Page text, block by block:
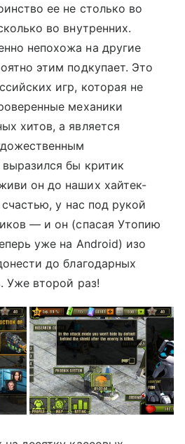
ее не столько во
во внутренних.
непохожа на другие
этим подкупает. Это
игр, которая не
механики
хитов, а является
бы критик
он до наших хайтек-
у нас под рукой
— и он (спасая Утопию
уже на Android) изо
до благодарных
Уже второй раз!